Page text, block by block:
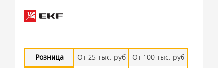
Розница
От 25 тыс. руб
От 100 тыс. руб